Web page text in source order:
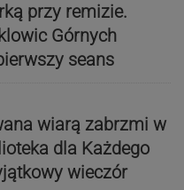
przy remizie.
Górnych
seans
wiarą zabrzmi w
dla Każdego
wieczór